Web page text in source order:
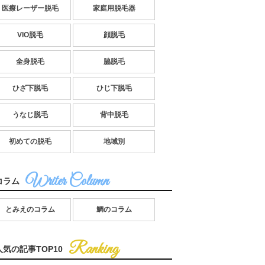
医療レーザー脱毛 家庭用脱毛器
VIO脱毛 顔脱毛
全身脱毛 脇脱毛
ひざ下脱毛 ひじ下脱毛
うなじ脱毛 背中脱毛
初めての脱毛 地域別
ラム
とみえのコラム 鯛のコラム
気の記事TOP10